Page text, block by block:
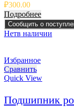
₽300.00
Подробнее
Сообщить о
Нетв наличии
Избранное
Сравнить
Quick View
Подшипник